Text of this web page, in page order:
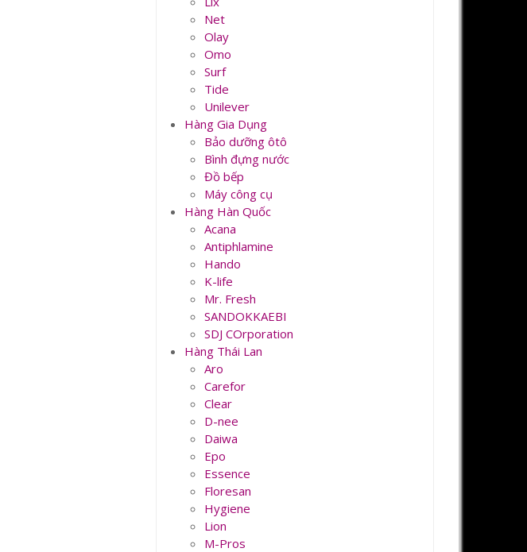
Net
Olay
Omo
Surf
Tide
Unilever
Hàng Gia Dụng
Bảo dưỡng ôtô
Bình đựng nước
Đồ bếp
Máy công cụ
Hàng Hàn Quốc
Acana
Antiphlamine
Hando
K-life
Mr. Fresh
SANDOKKAEBI
SDJ COrporation
Hàng Thái Lan
Aro
Carefor
Clear
D-nee
Daiwa
Epo
Essence
Floresan
Hygiene
Lion
M-Pros